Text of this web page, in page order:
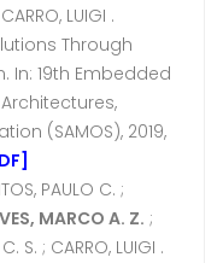
LUIGI .
Through
In: 19th Embedded
(SAMOS), 2019,
PAULO C. ;
MARCO A. Z. ;
S. ; CARRO, LUIGI .